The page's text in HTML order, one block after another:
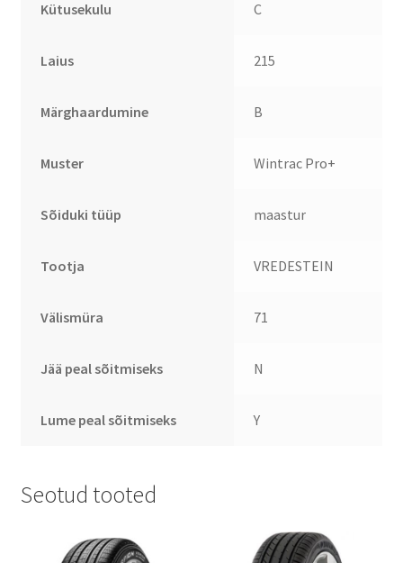
Kütusekulu C
Laius 215
Märghaardumine B
Muster Wintrac Pro+
Sõiduki tüüp maastur
Tootja VREDESTEIN
Välismüra 71
Jää peal sõitmiseks N
Lume peal sõitmiseks Y
Seotud tooted